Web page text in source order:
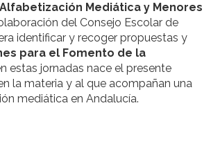
Mediática y Menores
del Consejo Escolar de
identificar y recoger propuestas y
para el Fomento de la
estas jornadas nace el presente
la materia y al que acompañan una
mediática en Andalucía.